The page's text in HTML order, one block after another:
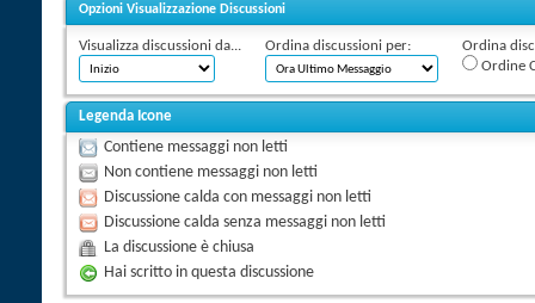
Opzioni Visualizzazione Discussioni
Visualizza discussioni da... Ordina discussioni per:
Ordina
Ordine
Legenda Icone
Contiene messaggi non letti
Non contiene messaggi non letti
Discussione calda con messaggi non letti
Discussione calda senza messaggi non letti
La discussione è chiusa
Hai scritto in questa discussione